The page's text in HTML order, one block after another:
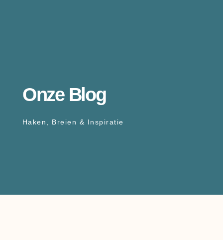
Onze Blog
Haken, Breien & Inspiratie